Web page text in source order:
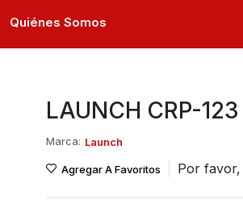
Quiénes Somos
LAUNCH CRP-
Marca: Launch
Agregar A Favoritos Por